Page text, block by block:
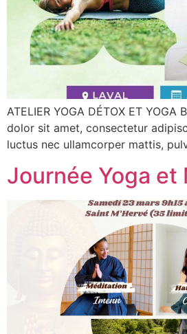
ATELIER YOGA DÉTOX ET YOGA
dolor sit amet, consectetur
luctus nec ullamcorper mattis,
Journée Yoga